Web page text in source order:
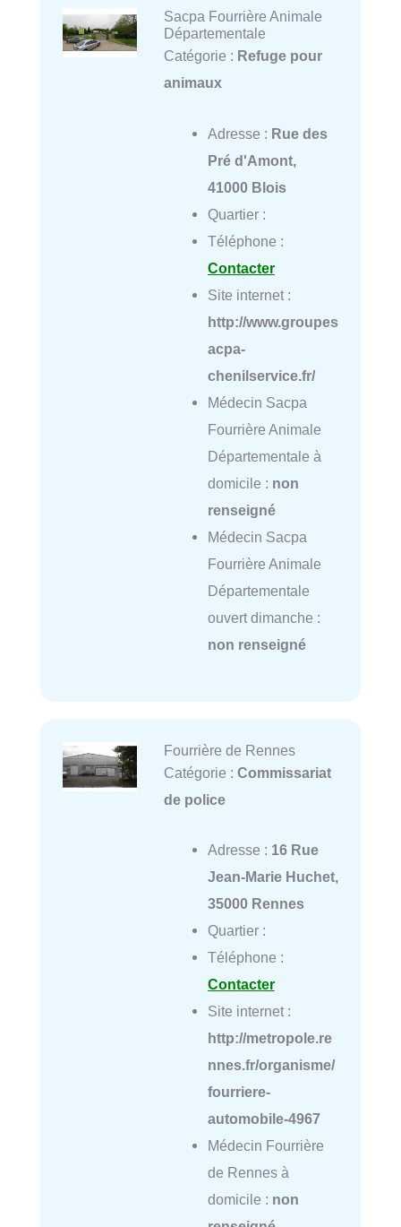
Sacpa Fourrière Animale
Départementale
Catégorie : Refuge pour
animaux
Adresse : Rue des
Pré d'Amont,
41000 Blois
Quartier :
Téléphone :
Contacter
Site internet :
http://www.groupes
acpa-
chenilservice.fr/
Médecin Sacpa
Fourrière Animale
Départementale à
domicile : non
renseigné
Médecin Sacpa
Fourrière Animale
Départementale
ouvert dimanche :
non renseigné
Fourrière de Rennes
Catégorie : Commissariat
de police
Adresse : 16 Rue
Jean-Marie Huchet,
35000 Rennes
Quartier :
Téléphone :
Contacter
Site internet :
http://metropole.re
nnes.fr/organisme/
fourriere-
automobile-4967
Médecin Fourrière
de Rennes à
domicile : non